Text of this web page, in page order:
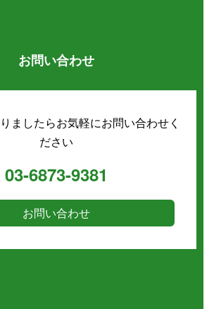
お問い合わせ
ましたらお気軽にお問い合わせく
ださい
03-6873-9381
お問い合わせ